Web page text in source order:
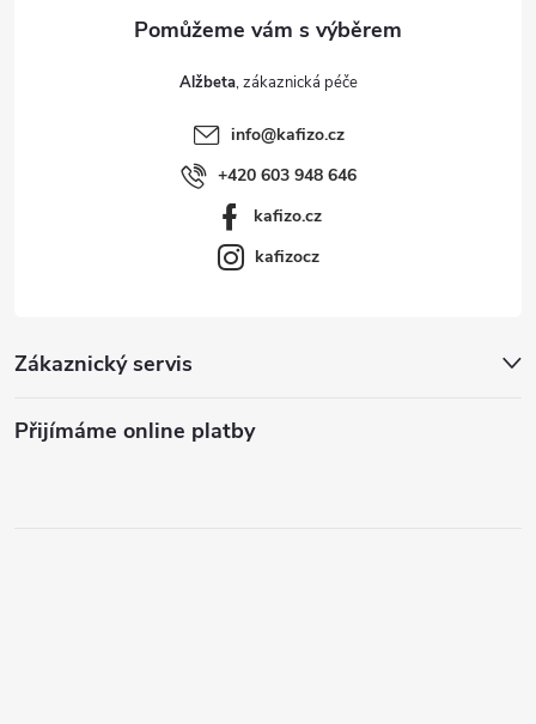
Zákaznický servis
Přijímáme online platby
Alžbeta
info@kafizo.cz
+420 603 948 646
kafizo.cz
kafizocz